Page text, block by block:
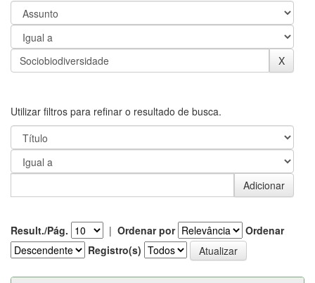
Utilizar filtros para refinar o resultado de busca.
Result./Pág. | Ordenar por
Ordenar
Registro(s)